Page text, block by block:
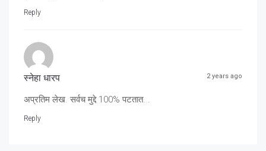
Reply
स्नेहा धारप 2 years ago
अप्रतिम लेख. सर्वच मुद्दे 100% पटतात. .
Reply